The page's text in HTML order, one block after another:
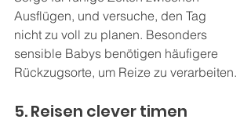
Ausflügen, und versuche, den Tag
nicht zu voll zu planen. Besonders
sensible Babys benötigen häufigere
Rückzugsorte, um Reize zu verarbeiten.
5. Reisen clever timen